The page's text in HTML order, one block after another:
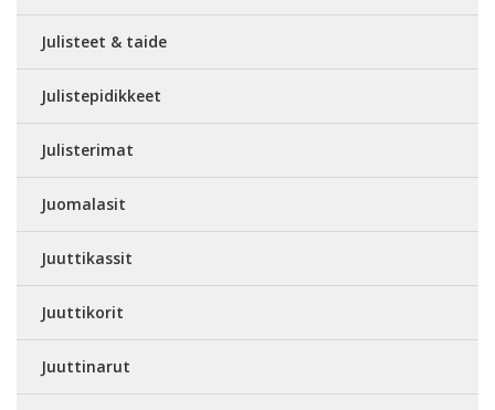
Julisteet & taide
Julistepidikkeet
Julisterimat
Juomalasit
Juuttikassit
Juuttikorit
Juuttinarut